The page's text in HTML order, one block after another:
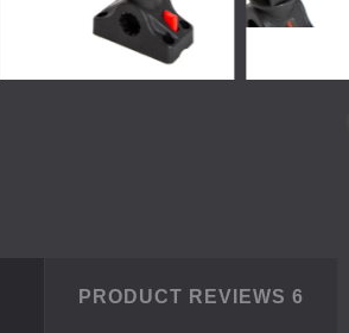
PRODUCT REVIEWS 6